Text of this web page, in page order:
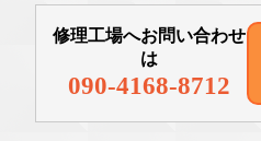
修理工場へお問い合わせ
は
090-4168-8712